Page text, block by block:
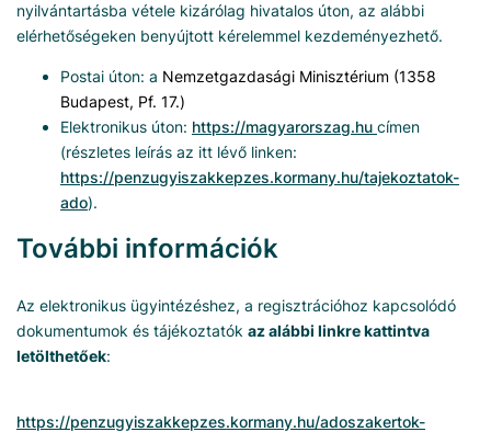
nyilvántartásba vétele kizárólag hivatalos úton, az alábbi
elérhetőségeken benyújtott kérelemmel kezdeményezhető.
Postai úton: a Nemzetgazdasági Minisztérium (1358
Budapest, Pf. 17.)
Elektronikus úton: https://magyarorszag.hu címen
(részletes leírás az itt lévő linken:
https://penzugyiszakkepzes.kormany.hu/tajekoztatok-
ado).
További információk
Az elektronikus ügyintézéshez, a regisztrációhoz kapcsolódó
dokumentumok és tájékoztatók az alábbi linkre kattintva
letölthetőek:
https://penzugyiszakkepzes.kormany.hu/adoszakertok-